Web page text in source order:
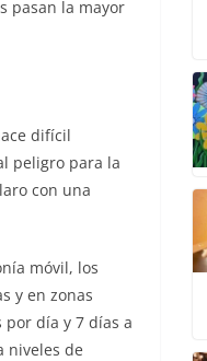
pasan la mayor
difícil
peligro para la
con una
móvil, los
y en zonas
día y 7 días a
niveles de